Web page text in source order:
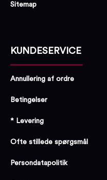
Sitemap
KUNDESERVICE
Annullering af ordre
Betingelser
* Levering
Ofte stillede spørgsmål
Persondatapolitik